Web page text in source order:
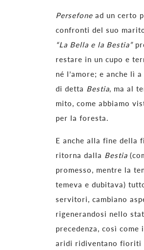
Persefone ad un certo
confronti del suo
“La Bella e la Bestia”
restare in un cupo e
né l’amore; e anche lì
di detta Bestia, ma al
mito, come abbiamo
per la foresta.
E anche alla fine della
ritorna dalla Bestia
promesso, mentre la
temeva e dubitava)
servitori, cambiano
rigenerandosi nello
precedenza, così
aridi ridiventano fioriti